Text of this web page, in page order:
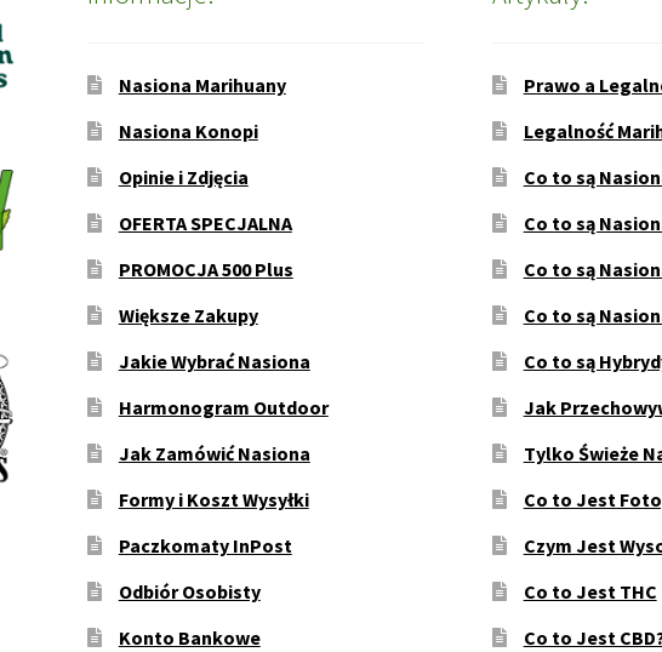
Nasiona Marihuany
Nasiona Konopi
Opinie i Zdjęcia
OFERTA SPECJALNA
PROMOCJA 500 Plus
Większe Zakupy
Jakie Wybrać Nasiona
Harmonogram Outdoor
Jak Zamówić Nasiona
Formy i Koszt Wysyłki
Paczkomaty InPost
Odbiór Osobisty
Konto Bankowe
Prawo a
Legalność
Co to są
Co to są
Co to są
Co to są
Co to są
Jak
Tylko Świeże
Co to Jest
Czym Jest
Co to Jest THC
Co to Jest